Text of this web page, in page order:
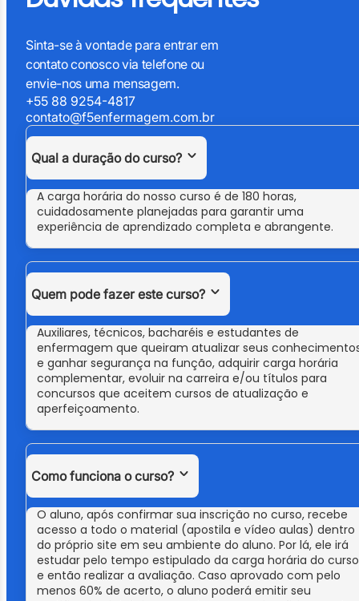
Sinta-se à vontade para entrar em
contato conosco via telefone ou
envie-nos uma mensagem.
+55 88 9254-4817
contato@f5enfermagem.com.br
Qual a duração do curso?
A carga horária do nosso curso é de 180 horas,
cuidadosamente planejadas para garantir uma
experiência de aprendizado completa e abrangente.
Quem pode fazer este curso?
Auxiliares, técnicos, bacharéis e estudantes de
enfermagem que queiram atualizar seus
e ganhar segurança na função, adquirir carga horária
complementar, evoluir na carreira e/ou títulos para
concursos que aceitem cursos de atualização e
aperfeiçoamento.
Como funciona o curso?
O aluno, após confirmar sua inscrição no curso, recebe
acesso a todo o material (apostila e vídeo aulas) dentro
do próprio site em seu ambiente do aluno. Por lá, ele irá
estudar pelo tempo estipulado da carga horária do curso
e então realizar a avaliação. Caso aprovado com pelo
menos 60% de acerto, o aluno poderá emitir seu